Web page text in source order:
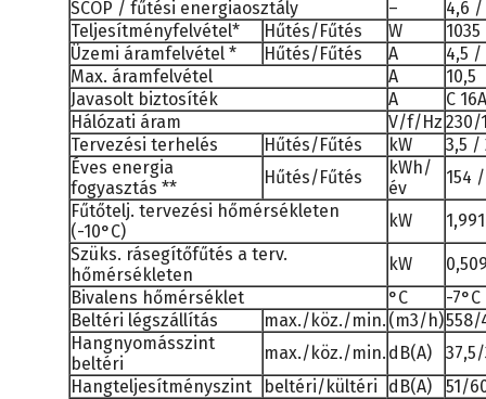
SCOP / fűtési energiaosztály
–
4,6 /
Teljesítményfelvétel*
Hűtés/Fűtés W
Üzemi áramfelvétel *
Hűtés/Fűtés A
4,5 /
Max. áramfelvétel
A
10,5
Javasolt biztosíték
A
C 16A
Hálózati áram
V/f/Hz 230/
Tervezési terhelés
Hűtés/Fűtés kW
3,5 /
Éves energia
fogyasztás **
Hűtés/Fűtés
kWh/
év
154
Fűtőtelj. tervezési hőmérsékleten
(-10°C)
kW
1,991
Szüks. rásegítőfűtés a terv.
hőmérsékleten
kW
Bivalens hőmérséklet
°C
-7°C
Beltéri légszállítás
max./köz./min. (m3/h)558/
Hangnyomásszint
beltéri
max./köz./min. dB(A)
Hangteljesítményszint
beltéri/kültéri dB(A)
51/